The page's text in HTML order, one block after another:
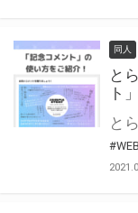
同人
と
ト